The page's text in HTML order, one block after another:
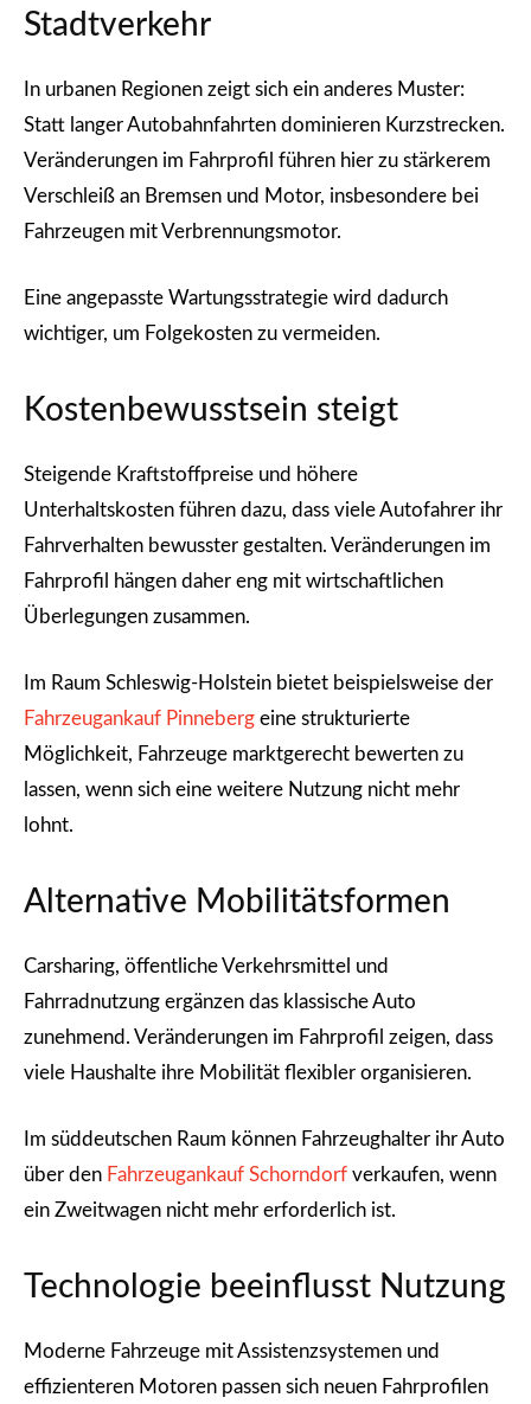
Stadtverkehr
In urbanen Regionen zeigt sich ein anderes Muster:
Statt langer Autobahnfahrten dominieren Kurzstrecken.
Veränderungen im Fahrprofil führen hier zu stärkerem
Verschleiß an Bremsen und Motor, insbesondere bei
Fahrzeugen mit Verbrennungsmotor.
Eine angepasste Wartungsstrategie wird dadurch
wichtiger, um Folgekosten zu vermeiden.
Kostenbewusstsein steigt
Steigende Kraftstoffpreise und höhere
Unterhaltskosten führen dazu, dass viele Autofahrer ihr
Fahrverhalten bewusster gestalten. Veränderungen im
Fahrprofil hängen daher eng mit wirtschaftlichen
Überlegungen zusammen.
Im Raum Schleswig-Holstein bietet beispielsweise der
Fahrzeugankauf Pinneberg eine strukturierte
Möglichkeit, Fahrzeuge marktgerecht bewerten zu
lassen, wenn sich eine weitere Nutzung nicht mehr
lohnt.
Alternative Mobilitätsformen
Carsharing, öffentliche Verkehrsmittel und
Fahrradnutzung ergänzen das klassische Auto
zunehmend. Veränderungen im Fahrprofil zeigen, dass
viele Haushalte ihre Mobilität flexibler organisieren.
Im süddeutschen Raum können Fahrzeughalter ihr Auto
über den Fahrzeugankauf Schorndorf verkaufen, wenn
ein Zweitwagen nicht mehr erforderlich ist.
Technologie beeinflusst Nutzung
Moderne Fahrzeuge mit Assistenzsystemen und
effizienteren Motoren passen sich neuen Fahrprofilen